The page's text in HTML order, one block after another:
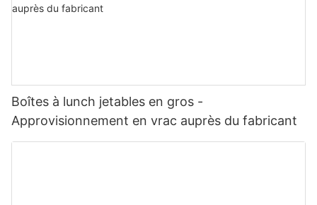
Boîtes à lunch jetables en gros -
Approvisionnement en vrac auprès du fabricant